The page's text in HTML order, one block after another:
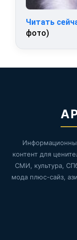
Читать
фото)
контент для
СМИ, культура,
мода плюс-сайз,